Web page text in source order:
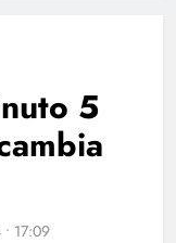
5
17:09